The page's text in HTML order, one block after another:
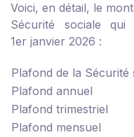
Voici, en détail, le
Sécurité sociale qui
1er janvier 2026 :
Plafond de la
Plafond annuel
Plafond trimestriel
Plafond mensuel